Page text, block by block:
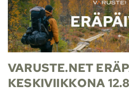
VARUSTE.NET
KESKIVIIKKONA